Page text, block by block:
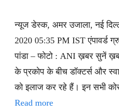
न्यूज डेस्क, अमर उजाला, नई
2020 05:35 PM IST एंपावर्ड
पांडा – फोटो : ANI ख़बर सुनें
के प्रकोप के बीच डॉक्टर्स और
को इलाज कर रहे हैं। इन सभी
Read more